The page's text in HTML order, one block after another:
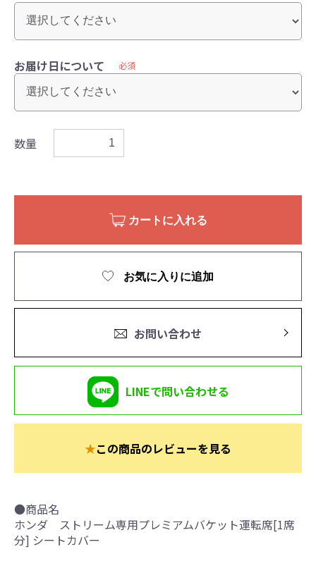
お届け日について 必須
数量
カートに入れる
お気に入りに追加
お問い合わせ
LINEで問い合わせる
★この商品のレビューを見る
●商品名
ホンダ ストリーム専用プレミアムバケット運転席[1席
分] シートカバー